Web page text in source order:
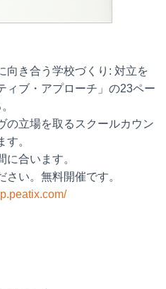
向き合う学校づくり: 対立を
ィブ・アプローチ」の23ペー
の立場を取るスクールカウン
。
に合います。
さい。無料開催です。